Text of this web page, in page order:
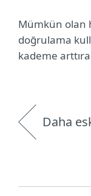
Mümkün olan
doğrulama
kademe
Daha